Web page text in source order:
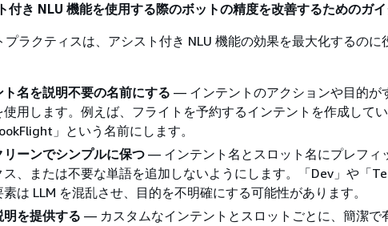
付き NLU 機能を使用する際のボットの精度を改善するためのガ
プラクティスは、アシスト付き NLU 機能の効果を最大化するのに
ト名を説明不要の名前にする — インテントのアクションや目的が
使用します。例えば、フライトを予約するインテントを作成して
」という名前にします。
リーンでシンプルに保つ — インテント名とスロット名にプレフィ
ス、または不要な単語を追加しないようにします。「Dev」や「
は LLM を混乱させ、目的を不明確にする可能性があります。
明を提供する — カスタムなインテントとスロットごとに、簡潔で